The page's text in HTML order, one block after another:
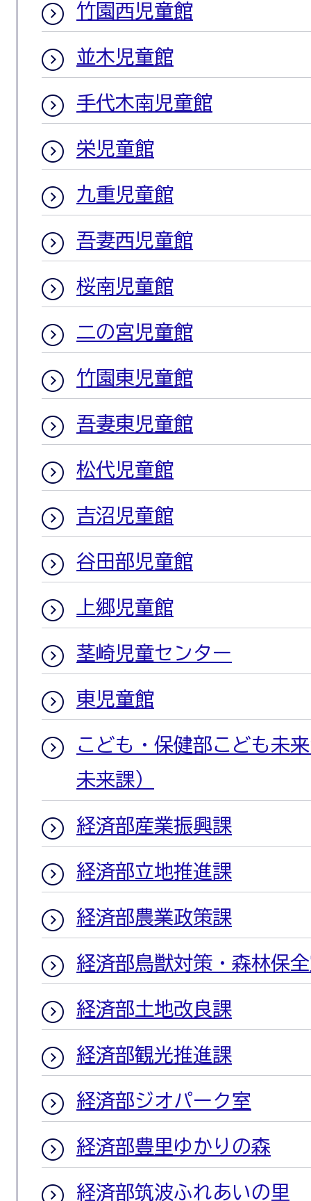
竹園西児童館
並木児童館
手代木南児童館
栄児童館
九重児童館
吾妻西児童館
桜南児童館
二の宮児童館
竹園東児童館
吾妻東児童館
松代児童館
吉沼児童館
谷田部児童館
上郷児童館
茎崎児童センター
東児童館
こども・保健部こども未
未来課）
経済部産業振興課
経済部立地推進課
経済部農業政策課
経済部鳥獣対策・森林保
経済部土地改良課
経済部観光推進課
経済部ジオパーク室
経済部豊里ゆかりの森
経済部筑波ふれあいの里